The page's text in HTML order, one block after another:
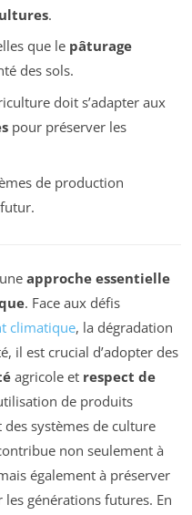
.
que le pâturage
des sols.
doit s’adapter aux
pour préserver les
de production
approche essentielle
. Face aux défis
climatique, la dégradation
il est crucial d’adopter des
agricole et respect de
de produits
systèmes de culture
non seulement à
également à préserver
les générations futures. En